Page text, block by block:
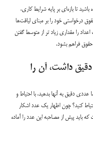
تا بازه‌ای بر پایه شرایط کاری،
درخواستی خود را بر مبنای لیاقت‌ها
را مقداری زیاد تر از متوسط گفتن
حقوق فراهم بشود.
داشت، آن را
دقیق به آنها بدهید، با احتیاط و
کنید؟ چون اظهار یک عدد اشکار
باید پیش از مصاحبه این عدد را آماده